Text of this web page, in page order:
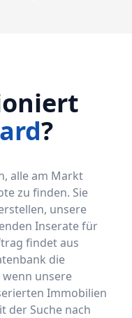
?
alle am Markt
zu finden. Sie
unsere
Inserate für
findet aus
die
unsere
Immobilien
der Suche nach